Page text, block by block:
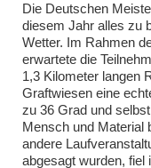
Die Deutschen
diesem Jahr alles zu
Wetter. Im Rahmen
erwartete die
1,3 Kilometer langen
Graftwiesen eine
zu 36 Grad und
Mensch und Material
andere
abgesagt wurden,